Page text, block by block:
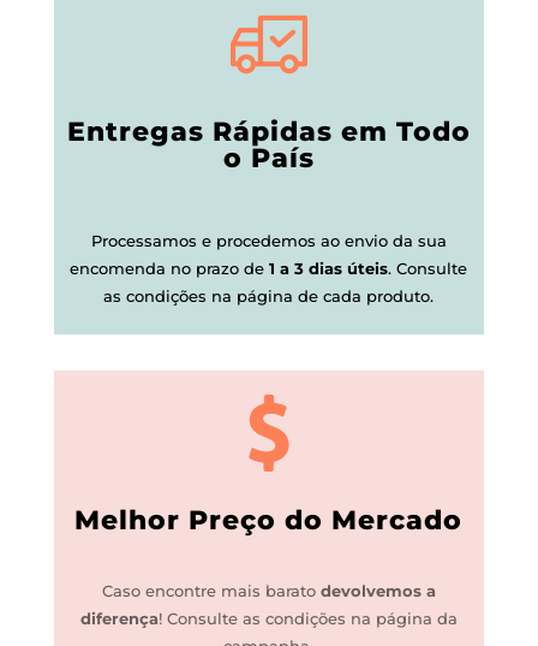
Entregas Rápidas em Todo
o País
Processamos e procedemos ao envio da sua
encomenda no prazo de1 a 3 dias úteis.Consulte
as condições na página de cada produto.
Melhor Preço do Mercado
Caso encontre mais barato devolvemos a
diferença! Consulte as condições na página da